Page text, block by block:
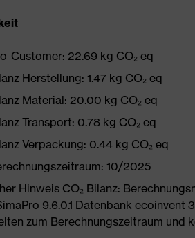
Customer: 22.69 kg CO₂ eq
Herstellung: 1.47 kg CO₂ eq
Material: 20.00 kg CO₂ eq
Transport: 0.78 kg CO₂ eq
Verpackung: 0.44 kg CO₂ eq
10/2025
Hinweis CO₂ Bilanz:
9.6.0.1 Datenbank ecoinvent
zum Berechnungszeitraum und